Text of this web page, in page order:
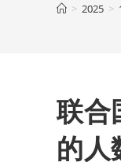
> 2025 >
联合
的人